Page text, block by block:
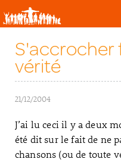
S'accrocher
vérité
21/12/2004
J’ai lu ceci il y a deux
été dit sur le fait de ne
chansons (ou de toute